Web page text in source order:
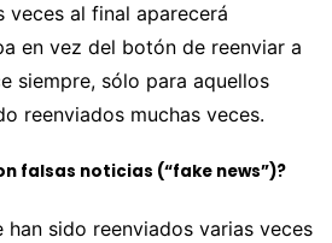
veces al final aparecerá
en vez del botón de reenviar a
siempre, sólo para aquellos
reenviados muchas veces.
falsas noticias (“fake news”)?
han sido reenviados varias veces